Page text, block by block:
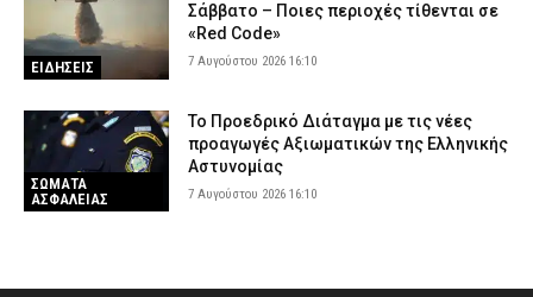
ΕΙΔΗΣΕΙΣ
Σάββατο – Ποιες περιοχές τίθενται σε
«Red Code»
7 Αυγούστου 2026 16:10
ΣΩΜΑΤΑ
ΑΣΦΑΛΕΙΑΣ
Το Προεδρικό Διάταγμα με τις νέες
προαγωγές Αξιωματικών της Ελληνικής
Αστυνομίας
7 Αυγούστου 2026 16:10